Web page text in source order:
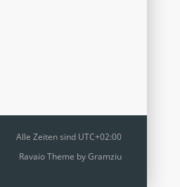
Alle Zeiten sind UTC+02:00
Ravaio Theme byGramziu